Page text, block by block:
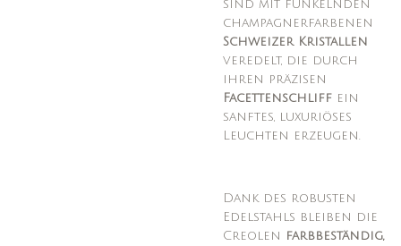
sind mit funkelnden
champagnerfarbenen
Schweizer Kristallen
veredelt, die durch
ihren präzisen
Facettenschliff ein
sanftes, luxuriöses
Leuchten erzeugen.
Dank des robusten
Edelstahls bleiben die
Creolen farbbeständig,